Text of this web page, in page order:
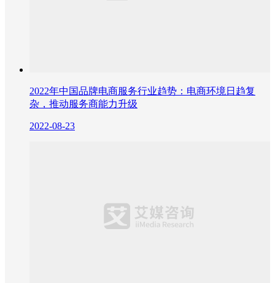
2022年中国品牌电商服务行业趋势：电商环境日趋复
杂，推动服务商能力升级
2022-08-23